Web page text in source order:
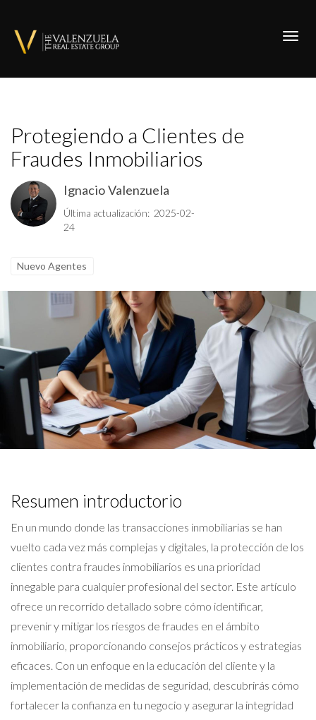
Protegiendo a Clientes de
Fraudes Inmobiliarios
Ignacio Valenzuela
Última actualización: 2025-02-
24
Nuevo Agentes
Resumen introductorio
En un mundo donde las transacciones inmobiliarias se han
vuelto cada vez más complejas y digitales, la protección de los
clientes contra fraudes inmobiliarios es una prioridad
innegable para cualquier profesional del sector. Este artículo
ofrece un recorrido detallado sobre cómo identificar,
prevenir y mitigar los riesgos de fraudes en el ámbito
inmobiliario, proporcionando consejos prácticos y estrategias
eficaces. Con un enfoque en la educación del cliente y la
implementación de medidas de seguridad, descubrirás cómo
fortalecer la confianza en tu negocio y asegurar la integridad